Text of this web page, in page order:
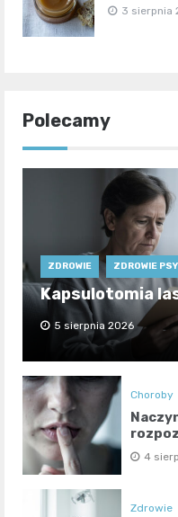
3 sierpnia
Polecamy
ZDROWIE ZDROWIE
Kapsulotomia
5 sierpnia 2026
Choroby
4
Zdrowie